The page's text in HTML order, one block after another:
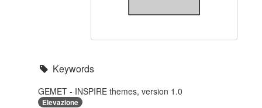
Keywords
GEMET - INSPIRE themes, version 1.0
Elevazione